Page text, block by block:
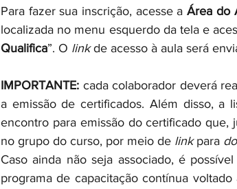
Para fazer sua inscrição, acesse a Área do
localizada no menu esquerdo da tela e
Qualifica”. O link de acesso à aula será
IMPORTANTE: cada colaborador deverá
a emissão de certificados. Além disso, a
encontro para emissão do certificado
no grupo do curso, por meio de link para
Caso ainda não seja associado, é
programa de capacitação contínua